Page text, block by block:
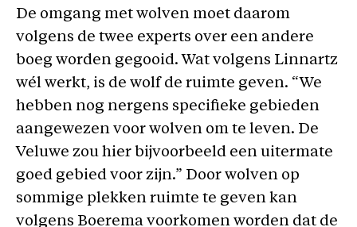
De omgang met wolven moet daarom
volgens de twee experts over een andere
boeg worden gegooid. Wat volgens Linnartz
wél werkt, is de wolf de ruimte geven. “We
hebben nog nergens specifieke gebieden
aangewezen voor wolven om te leven. De
Veluwe zou hier bijvoorbeeld een uitermate
goed gebied voor zijn.” Door wolven op
sommige plekken ruimte te geven kan
volgens Boerema voorkomen worden dat de